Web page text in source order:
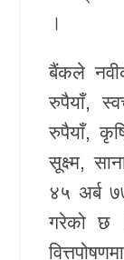
।
बैंकले
रुपैयाँ,
रुपैयाँ,
सूक्ष्म,
४५ अर्ब
गरेको छ